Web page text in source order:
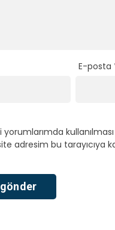
E-posta
yorumlarımda
adresim bu tarayıcıya